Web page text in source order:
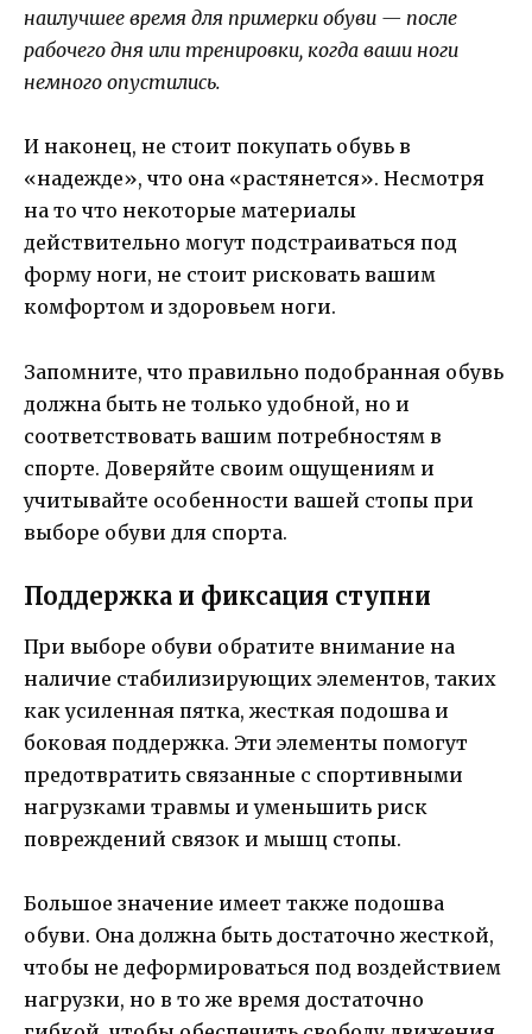
наилучшее время для примерки обуви — после
рабочего дня или тренировки, когда ваши ноги
немного опустились.
И наконец, не стоит покупать обувь в
«надежде», что она «растянется». Несмотря
на то что некоторые материалы
действительно могут подстраиваться под
форму ноги, не стоит рисковать вашим
комфортом и здоровьем ноги.
Запомните, что правильно подобранная обувь
должна быть не только удобной, но и
соответствовать вашим потребностям в
спорте. Доверяйте своим ощущениям и
учитывайте особенности вашей стопы при
выборе обуви для спорта.
Поддержка и фиксация ступни
При выборе обуви обратите внимание на
наличие стабилизирующих элементов, таких
как усиленная пятка, жесткая подошва и
боковая поддержка. Эти элементы помогут
предотвратить связанные с спортивными
нагрузками травмы и уменьшить риск
повреждений связок и мышц стопы.
Большое значение имеет также подошва
обуви. Она должна быть достаточно жесткой,
чтобы не деформироваться под воздействием
нагрузки, но в то же время достаточно